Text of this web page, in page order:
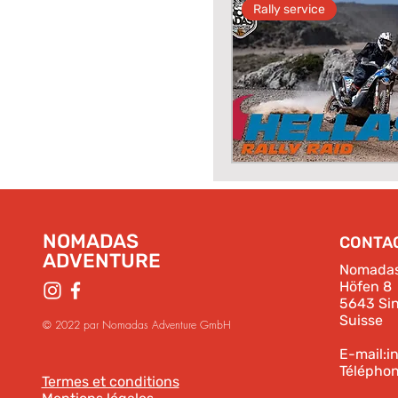
Rally service
NOMADAS
ADVENTURE
© 2022 par Nomadas Adventure GmbH
Termes et conditions
Höfen 8
5643
Suisse
E-mail: